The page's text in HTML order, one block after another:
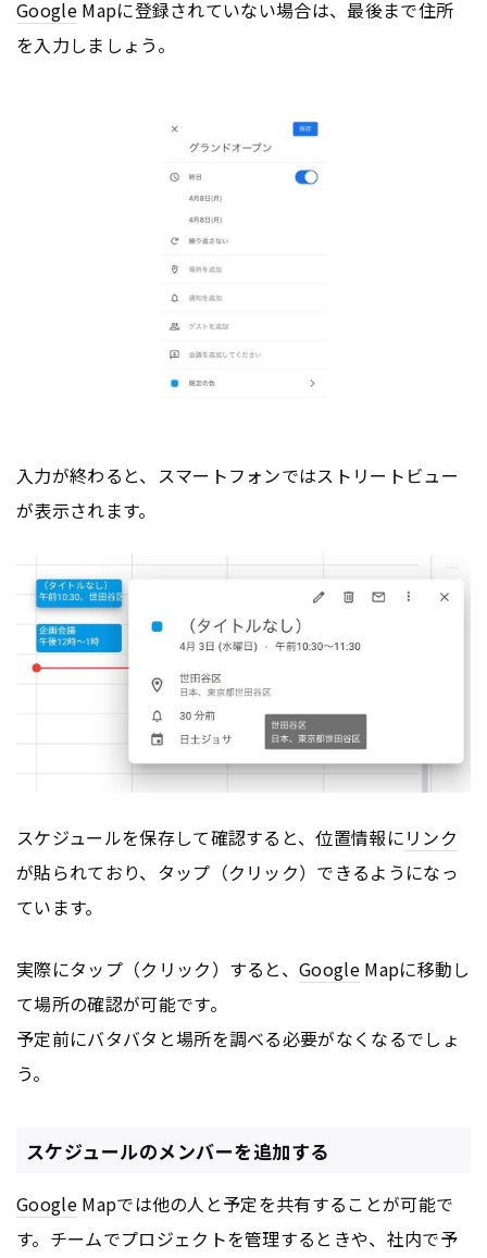
GoogleMapに登録されていない場合は、最後まで住所
を入力しましょう。
入力が終わると、スマートフォンではストリートビュー
が表示されます。
スケジュールを保存して確認すると、位置情報にリンク
が貼られており、タップ（クリック）できるようになっ
ています。
実際にタップ（クリック）すると、Google Mapに移動し
て場所の確認が可能です。
予定前にバタバタと場所を調べる必要がなくなるでしょ
う。
スケジュールのメンバーを追加する
GoogleMapでは他の人と予定を共有することが可能で
す。チームでプロジェクトを管理するときや、社内で予